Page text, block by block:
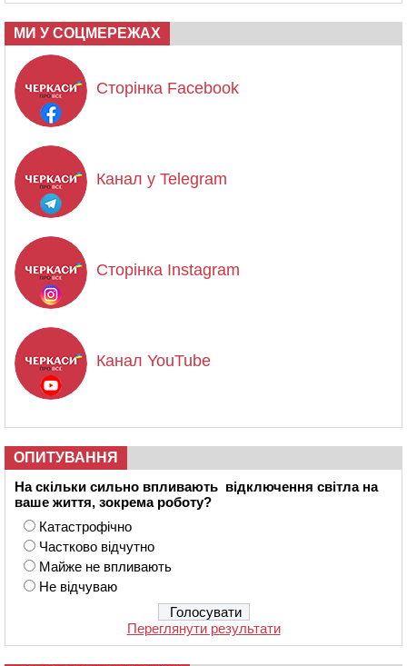
МИ У СОЦМЕРЕЖАХ
Сторінка Facebook
Канал у Telegram
Сторінка Instagram
Канал YouTube
ОПИТУВАННЯ
На скільки сильно впливають відключення світла на
ваше життя, зокрема роботу?
Катастрофічно
Частково відчутно
Майже не впливають
Не відчуваю
Переглянути результати